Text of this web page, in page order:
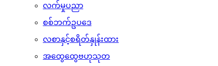
လက်မှုပညာ
စစ်ဘက်ဥပဒေ
လစာနှင့်စရိတ်နှုန်းထား
အထွေထွေဗဟုသုတ